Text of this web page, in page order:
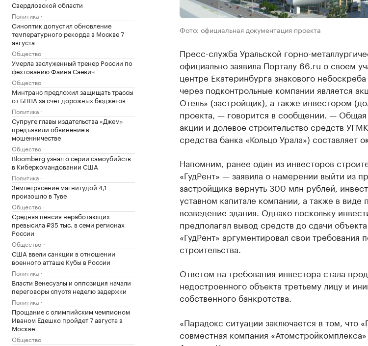
Свердловской области
Политика
Синоптик допустил обновление
температурного рекорда в Москве 7
августа
Общество
Умерла заслуженный тренер России по
фехтованию Фаина Саевич
Общество
Минтранс предложил защищать трассы
от БПЛА за счет дорожных бюджетов
Политика
Супруге главы издательства «Джем»
предъявили обвинение в
мошенничестве
Общество
Bloomberg узнал о серии самоубийств
в Киберкомандовании США
Политика
Землетрясение магнитудой 4,1
произошло в Туве
Общество
Средняя пенсия неработающих
превысила ₽35 тыс. в семи регионах
России
Общество
США ввели санкции в отношении
военного атташе Кубы в России
Политика
Власти Венесуэлы и оппозиция начали
переговоры спустя неделю задержки
Политика
Прощание с олимпийским чемпионом
Иваном Едешко пройдет 7 августа в
Москве
Общество
Фото: официальная документация проекта
Пресс-служба Уральской горно-
официально заявила Порталу 66.ru о своем
центре Екатеринбурга знакового
через подконтрольные компании является
Отель» (застройщик), а также инвестором
проекта, — говорится в сообщении. —
акции и долевое строительство средств
средства банка «Кольцо Урала») составляет
Напомним, ранее один из инвесторов
«ГудРент» — заявила о намерении выйти из
застройщика вернуть 300 млн рублей,
уставном капитале компании, а также в
возведение здания. Однако поскольку
предполагал вывод средств до сдачи
«ГудРент» аргументировал свои требования
строительства.
Ответом на требования инвестора стала
недостроенного объекта третьему лицу и
собственного банкротства.
«Парадокс ситуации заключается в том, что
совместная компания